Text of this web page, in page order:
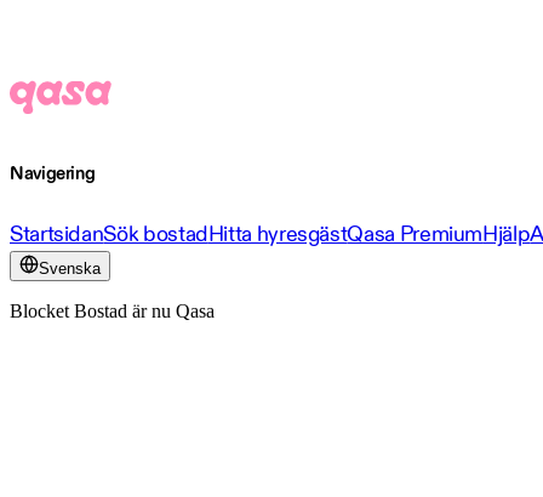
Navigering
StartsidanSök bostadHitta hyresgästQasa PremiumHjälp
Svenska
Blocket Bostad är nu Qasa